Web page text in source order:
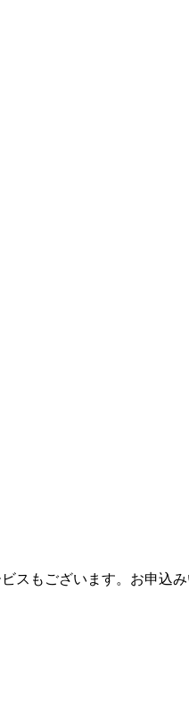
スもございます。お申込